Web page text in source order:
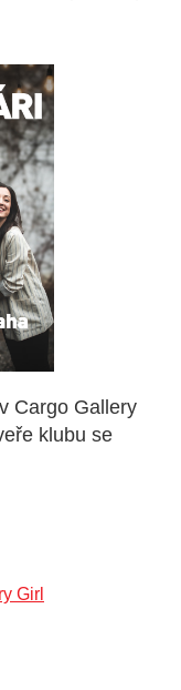
Cargo Gallery
klubu se
Girl